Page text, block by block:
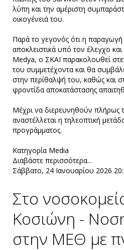
λύπη και την αμέριστη
οικογένειά του.
Παρά το γεγονός ότι η παραγωγή
αποκλειστικά υπό τον έλεγχο
Medya, ο ΣΚΑΪ παρακολουθεί
του συμμετέχοντα και θα
στην περίθαλψή του, καθώς και
φροντίδα αποκατάστασης
Μέχρι να διερευνηθούν πλήρως
αναστέλλεται η τηλεοπτική
προγράμματος.
Κατηγορία Media
Διαβάστε περισσότερα...
Σάββατο, 24 Ιανουαρίου 2026
Στο
Κοσιώνη -
στην ΜΕΘ με